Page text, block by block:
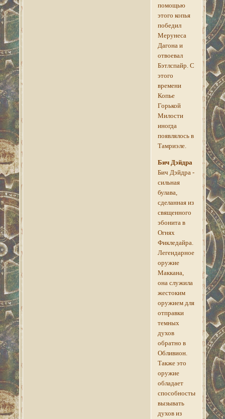
помощью
этого копья
победил
Мерунеса
Дагона и
отвоевал
Бэтлспайр. С
этого
времени
Копье
Горькой
Милости
иногда
появлялось в
Тамриэле.
Бич Дэйдра
Бич Дэйдра -
сильная
булава,
сделанная из
священного
эбонита в
Огнях
Фикледайра.
Легендарное
оружие
Маккана,
она служила
жестоким
оружием для
отправки
темных
духов
обратно в
Обливион.
Также это
оружие
обладает
способностью
вызывать
духов из